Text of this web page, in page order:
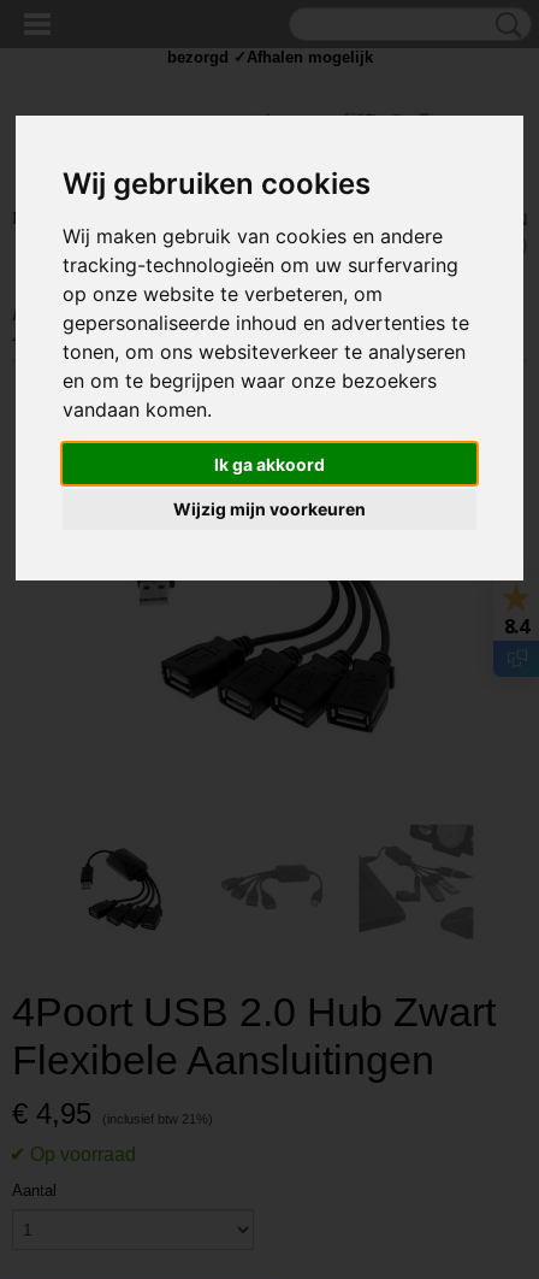
Wij gebruiken cookies
Wij maken gebruik van cookies en andere
tracking-technologieën om uw surfervaring
op onze website te verbeteren, om
gepersonaliseerde inhoud en advertenties te
tonen, om ons websiteverkeer te analyseren
en om te begrijpen waar onze bezoekers
vandaan komen.
Ik ga akkoord
Wijzig mijn voorkeuren
Inloggen
UW WINKELWAGEN
Geen producten
(0)
Home >BEELD EN GELUID>Kabels en Splitters>USB kabels>
4Poort USB 2.0 Hub Zwart Flexibele Aansluitingen
4Poort USB 2.0 Hub Zwart
Flexibele Aansluitingen
€ 4,95
Aantal
bezorgd ✓Afhalen mogelijk
8.4